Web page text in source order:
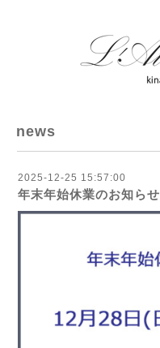
news
2025-12-25 15:57:00
年末年始休業のお知らせ